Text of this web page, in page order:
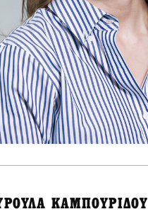
ΚΑΜΠΟΥΡΙΔΟΥ